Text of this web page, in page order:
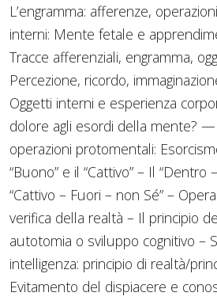
L’engramma: afferenze,
interni: Mente fetale e
Tracce afferenziali, engramma,
Percezione, ricordo,
Oggetti interni e esperienza
dolore agli esordi della mente? —
operazioni protomentali:
“Buono” e il “Cattivo” – Il “Dentro
“Cattivo – Fuori – non Sé” –
verifica della realtà – Il principio
autotomia o sviluppo cognitivo –
intelligenza: principio di realtà/
Evitamento del dispiacere e